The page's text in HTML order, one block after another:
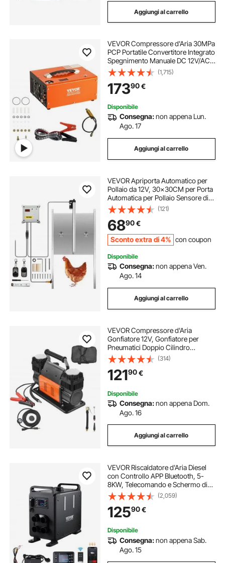
Aggiungi al carrello
VEVOR Compressore d'Aria 30MPa
PCP Portatile Convertitore Integrato
Spegnimento Manuale DC 12V/AC
230V, Compressore d'Aria Portatile
ad Alta Pressione Senza Acqua
Senza Olio Portatile
(1,715)
17390€
Disponibile
Consegna:non appena Lun.
Ago. 17
Aggiungi al carrello
VEVOR Apriporta Automatico per
Pollaio da 12V, 30x30CM per Porta
Automatica per Pollaio Sensore di
Luce del Timer a Infrarossi con 2
Telecomandi, Gabbia per Polli Uso
per Tutte Polli Anatre Galline
(121)
6890€
Sconto extra di 4% con coupon
Disponibile
Consegna:non appena Ven.
Ago. 14
Aggiungi al carrello
VEVOR Compressore d'Aria
Gonfiatore 12V, Gonfiatore per
Pneumatici Doppio Cilindro
Portatile, Kit Gonfiatore per
Pneumatici da 300 L/min, 10,3 Bar,
con Adattatori, per Camion, Auto,
SUV, 4x4, RV
(314)
12190€
Disponibile
Consegna:non appena Dom.
Ago. 16
Aggiungi al carrello
VEVOR Riscaldatore d'Aria Diesel
con Controllo APP Bluetooth, 5-
8KW, Telecomando e Schermo di
Visualizzazione, Allarme CO,
Riscaldatore Diesel a Riscaldamento
Portatile per Veicoli e Garage 5-
8KW, 12V/24V
(2,059)
12590€
Disponibile
Consegna:non appena Sab.
Ago. 15